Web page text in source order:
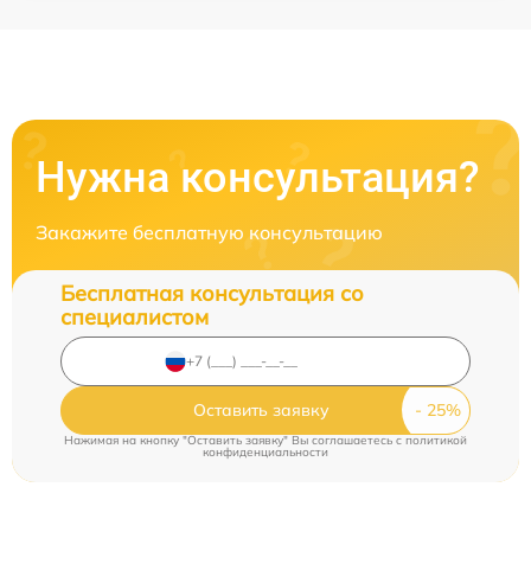
Нужна консультация?
Закажите бесплатную консультацию
Бесплатная консультация со
специалистом
Оставить заявку
Нажимая на кнопку "Оставить заявку" Вы соглашаетесь cполитикой
конфиденциальности